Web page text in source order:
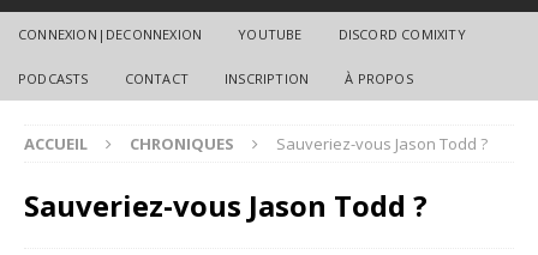
CONNEXION|DECONNEXION YOUTUBE DISCORD COMIXITY
PODCASTS CONTACT INSCRIPTION À PROPOS
ACCUEIL CHRONIQUES Sauveriez-vous Jason Todd ?
Sauveriez-vous Jason Todd ?